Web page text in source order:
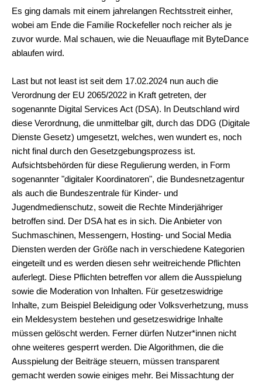
Es ging damals mit einem jahrelangen Rechtsstreit einher,
wobei am Ende die Familie Rockefeller noch reicher als je
zuvor wurde. Mal schauen, wie die Neuauflage mit ByteDance
ablaufen wird.
Last but not least ist seit dem 17.02.2024 nun auch die
Verordnung der EU 2065/2022 in Kraft getreten, der
sogenannte Digital Services Act (DSA). In Deutschland wird
diese Verordnung, die unmittelbar gilt, durch das DDG (Digitale
Dienste Gesetz) umgesetzt, welches, wen wundert es, noch
nicht final durch den Gesetzgebungsprozess ist.
Aufsichtsbehörden für diese Regulierung werden, in Form
sogenannter "digitaler Koordinatoren", die Bundesnetzagentur
als auch die Bundeszentrale für Kinder- und
Jugendmedienschutz, soweit die Rechte Minderjähriger
betroffen sind. Der DSA hat es in sich. Die Anbieter von
Suchmaschinen, Messengern, Hosting- und Social Media
Diensten werden der Größe nach in verschiedene Kategorien
eingeteilt und es werden diesen sehr weitreichende Pflichten
auferlegt. Diese Pflichten betreffen vor allem die Ausspielung
sowie die Moderation von Inhalten. Für gesetzeswidrige
Inhalte, zum Beispiel Beleidigung oder Volksverhetzung, muss
ein Meldesystem bestehen und gesetzeswidrige Inhalte
müssen gelöscht werden. Ferner dürfen Nutzer*innen nicht
ohne weiteres gesperrt werden. Die Algorithmen, die die
Ausspielung der Beiträge steuern, müssen transparent
gemacht werden sowie einiges mehr. Bei Missachtung der